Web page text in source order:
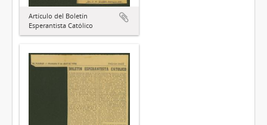
Artículo del Boletín
Esperantista Católico